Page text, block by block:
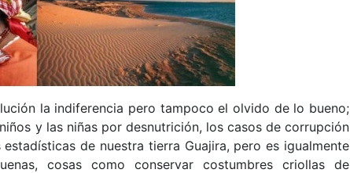
la indiferencia pero tampoco el olvido de lo bueno;
y las niñas por desnutrición, los casos de corrupción
de nuestra tierra Guajira, pero es igualmente
cosas como conservar costumbres criollas de